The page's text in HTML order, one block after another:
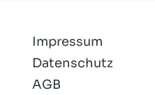
Impressum
Datenschutz
AGB